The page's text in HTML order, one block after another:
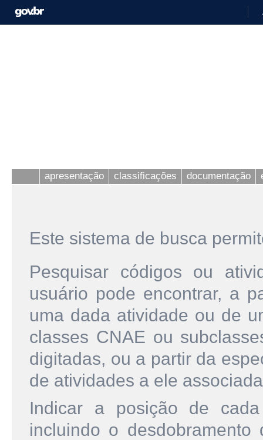
apresentação classificações documentação
Este sistema de busca
Pesquisar códigos ou
usuário pode encontrar, a
uma dada atividade ou de
classes CNAE ou
digitadas, ou a partir da
de atividades a ele
Indicar a posição de
incluindo o